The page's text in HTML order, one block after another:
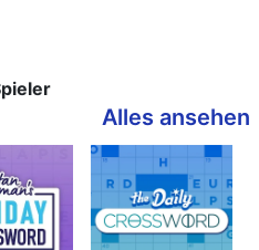
Alles ansehen